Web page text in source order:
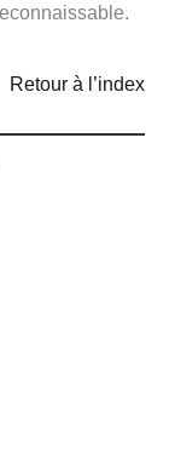
Retour à l’index